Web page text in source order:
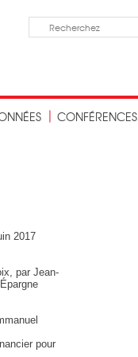
CONFÉRENCES
2017
par Jean-
pour